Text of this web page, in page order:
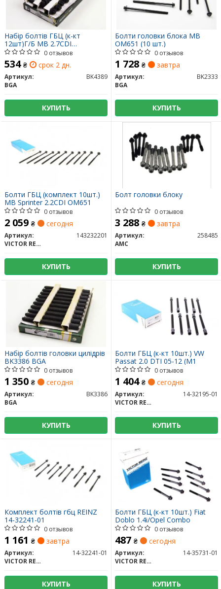
Набір болтів ГБЦ (к-кт
12шт)Г/Б MB 2.7CDI
OM612/647 BK4389 BGA
0 отзывов
534 ₴ срок 2 дн.
Артикул:
BK4389
BGA
КУПИТЬ
Болти головки блока MB
OM651 (10 шт.)
0 отзывов
1 728 ₴ завтра
Артикул:
BK2333
BGA
КУПИТЬ
Болти ГБЦ (комплект 10шт.)
MB Sprinter 2.2CDI OM651
0 отзывов
2 059 ₴ сегодня
Артикул:
143232201
VICTOR REINZ
КУПИТЬ
Болт головки блоку
0 отзывов
3 288 ₴ завтра
Артикул:
258485
AMC
КУПИТЬ
Набір болтів головки цилідрів
BK3386 BGA
0 отзывов
1 350 ₴ сегодня
Артикул:
BK3386
BGA
КУПИТЬ
Болти ГБЦ (к-кт 10шт.) VW
Passat 2.0 DTI 05-12 (M1
0 отзывов
1 404 ₴ сегодня
Артикул:
14-32195-01
VICTOR REINZ
КУПИТЬ
Комплект болтів гбц REINZ
14-32241-01
0 отзывов
1 161 ₴ завтра
Артикул:
14-32241-01
VICTOR REINZ
КУПИТЬ
Болти ГБЦ (к-кт 10шт.) Fiat
Doblo 1.4i/Opel Combo
0 отзывов
487 ₴ сегодня
Артикул:
14-35731-01
VICTOR REINZ
КУПИТЬ